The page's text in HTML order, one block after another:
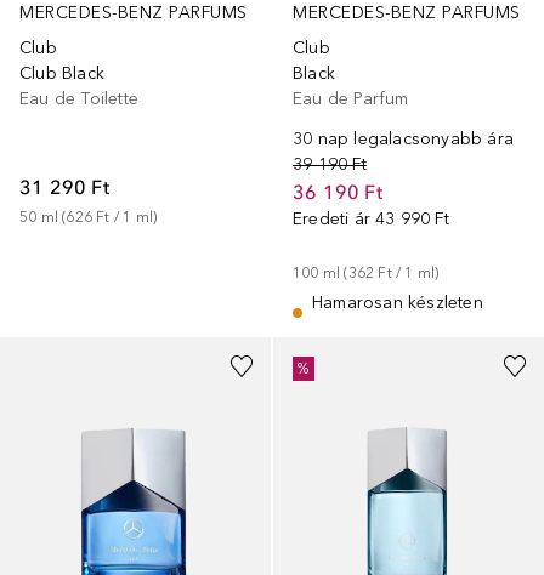
MERCEDES-BENZ PARFUMS
Club
Club Black
Eau de Toilette
31 290 Ft
50 ml (626 Ft / 1 ml)
MERCEDES-BENZ PARFUMS
Club
Black
Eau de Parfum
30 nap legalacsonyabb ára
39 190 Ft
36 190 Ft
Eredeti ár 43 990 Ft
100 ml (362 Ft / 1 ml)
Hamarosan készleten
%